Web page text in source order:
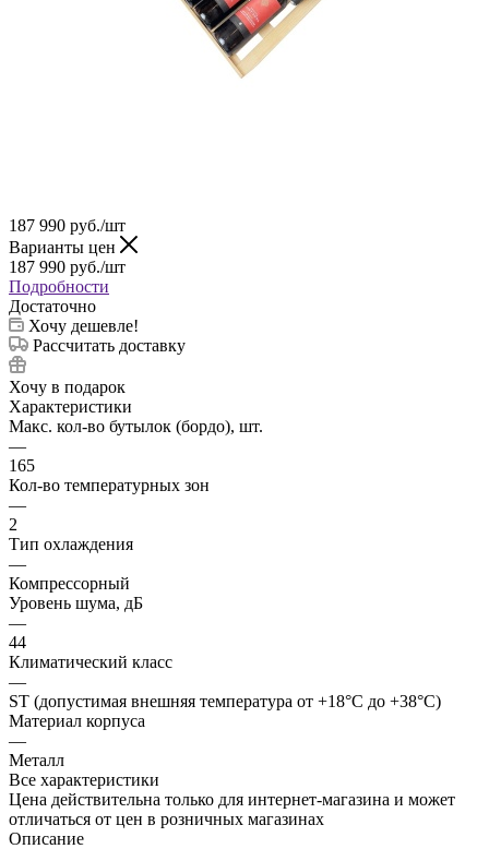
187 990 руб./шт
Варианты цен
187 990 руб./шт
Подробности
Достаточно
Хочу дешевле!
Рассчитать доставку
Хочу в подарок
Характеристики
Макс. кол-во бутылок (бордо), шт.
—
165
Кол-во температурных зон
—
2
Тип охлаждения
—
Компрессорный
Уровень шума, дБ
—
44
Климатический класс
—
ST (допустимая внешняя температура от +18°С до +38°С)
Материал корпуса
—
Металл
Все характеристики
Цена действительна только для интернет-магазина и может
отличаться от цен в розничных магазинах
Описание